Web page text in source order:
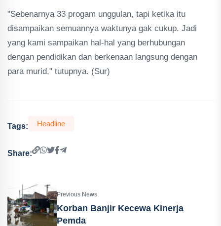
"Sebenarnya 33 progam unggulan, tapi ketika itu
disampaikan semuannya waktunya gak cukup. Jadi
yang kami sampaikan hal-hal yang berhubungan
dengan pendidikan dan berkenaan langsung dengan
para murid," tutupnya. (Sur)
Tags: Headline
Share:
Previous News
Korban Banjir Kecewa Kinerja
Pemda